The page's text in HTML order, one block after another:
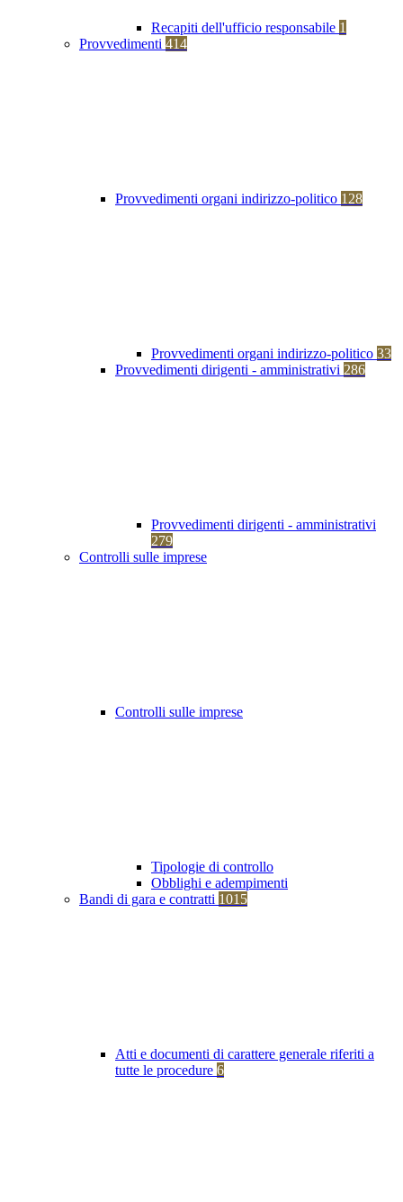
Recapiti dell'ufficio responsabile 1
Provvedimenti 414
Provvedimenti organi indirizzo-politico 128
Provvedimenti organi indirizzo-politico 33
Provvedimenti dirigenti - amministrativi 286
Provvedimenti dirigenti - amministrativi
279
Controlli sulle imprese
Controlli sulle imprese
Tipologie di controllo
Obblighi e adempimenti
Bandi di gara e contratti 1015
Atti e documenti di carattere generale riferiti a
tutte le procedure 6